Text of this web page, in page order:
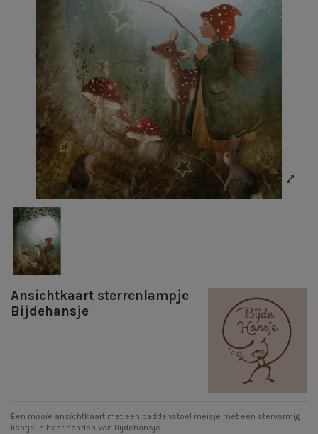
Ansichtkaart sterrenlampje
Bijdehansje
Een mooie ansichtkaart met een paddenstoel meisje met een stervormig
lichtje in haar handen van Bijdehansje